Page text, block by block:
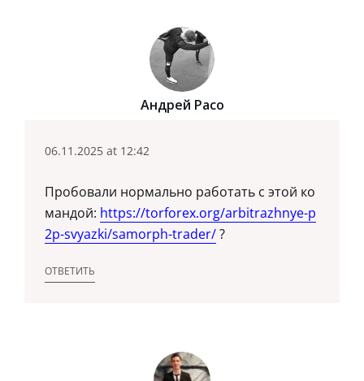
Андрей Расо
06.11.2025 at 12:42
Пробовали нормально работать с этой ко
мандой: https://torforex.org/arbitrazhnye-p
2p-svyazki/samorph-trader/?
ОТВЕТИТЬ